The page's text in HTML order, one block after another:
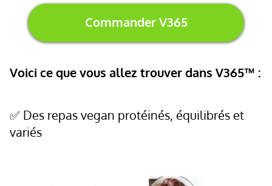
Commander V365
Voici ce que vous allez trouver dans V365™ :
✅ Des repas vegan protéinés, équilibrés et
variés